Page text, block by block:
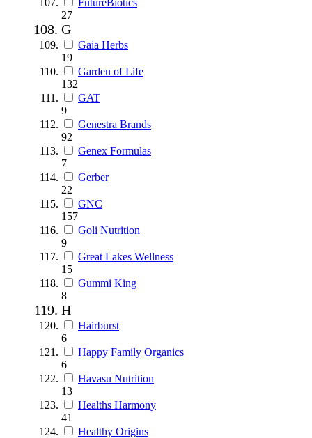
27
G
Gaia Herbs
19
Garden of Life
132
GAT
9
Genestra Brands
92
Genex Formulas
7
Gerber
22
GNC
157
Goli Nutrition
9
Great Lakes Wellness
15
Gummi King
8
H
Hairburst
6
Happy Family Organics
6
Havasu Nutrition
13
Healths Harmony
41
Healthy Origins